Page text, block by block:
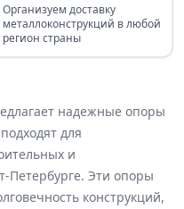
Организуем доставку
металлоконструкций в любой
регион страны
надежные опоры
для
и
Петербурге. Эти опоры
конструкций,